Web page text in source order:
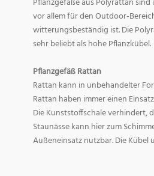
vor allem für den Outdoor-
witterungsbeständig ist. Die
sehr beliebt als hohe Pflanzkübel.
Pflanzgefäß Rattan
Rattan kann in unbehandelter
Rattan haben immer einen
Die Kunststoffschale verhindert,
Staunässe kann hier zum
Außeneinsatz nutzbar. Die